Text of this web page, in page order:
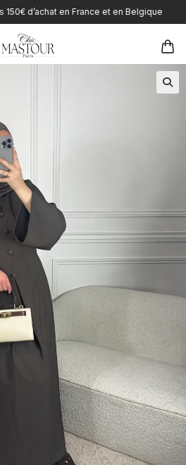
d’achat en France et en Belgique